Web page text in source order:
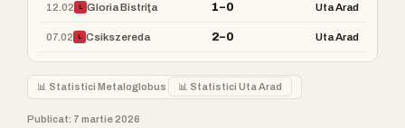
12.02 L Gloria Bistriţa 1–0 Uta Arad
07.02 L Csikszereda 2–0 Uta Arad
📊 Statistici Metaloglobus 📊 Statistici Uta Arad
Publicat: 7 martie 2026